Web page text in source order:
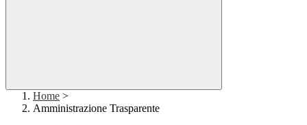
Home >
Amministrazione Trasparente